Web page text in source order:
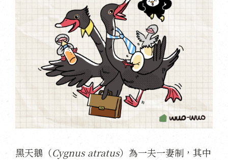
黑天鵝（Cygnus atratus）為一夫一妻制，其中